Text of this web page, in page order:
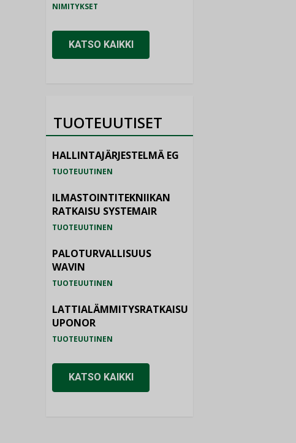
NIMITYKSET
KATSO KAIKKI
TUOTEUUTISET
HALLINTAJÄRJESTELMÄ EG
TUOTEUUTINEN
ILMASTOINTITEKNIIKAN
RATKAISU SYSTEMAIR
TUOTEUUTINEN
PALOTURVALLISUUS
WAVIN
TUOTEUUTINEN
LATTIALÄMMITYSRATKAISU
UPONOR
TUOTEUUTINEN
KATSO KAIKKI